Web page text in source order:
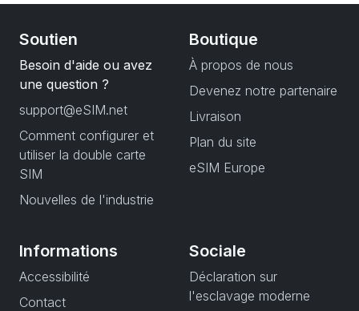
Soutien
Besoin d'aide ou avez
une question ?
support@eSIM.net
Comment configurer et
utiliser la double carte
SIM
Nouvelles de l'industrie
Boutique
À propos de nous
Devenez notre partenaire
Livraison
Plan du site
eSIM Europe
Informations
Accessibilité
Contact
Sociale
Déclaration sur
l'esclavage moderne